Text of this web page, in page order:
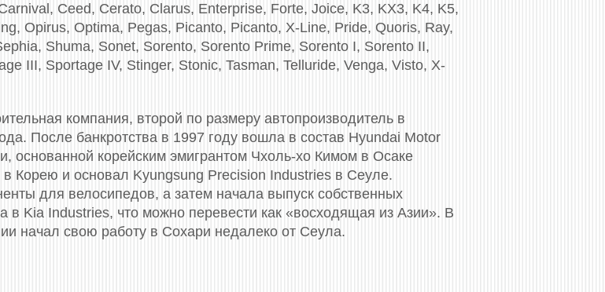
Ceed, Cerato, Clarus, Enterprise, Forte, Joice, K3, KX3, K4, K5,
Opirus, Optima, Pegas, Picanto, Picanto, X-Line, Pride, Quoris, Ray,
Shuma, Sonet, Sorento, Sorento Prime, Sorento I, Sorento II,
III, Sportage IV, Stinger, Stonic, Tasman, Telluride, Venga, Visto, X-
компания, второй по размеру автопроизводитель в
После банкротства в 1997 году вошла в состав Hyundai Motor
основанной корейским эмигрантом Чхоль-хо Кимом в Осаке
Корею и основал Kyungsung Precision Industries в Сеуле.
для велосипедов, а затем начала выпуск собственных
Kia Industries, что можно перевести как «восходящая из Азии». В
начал свою работу в Сохари недалеко от Сеула.